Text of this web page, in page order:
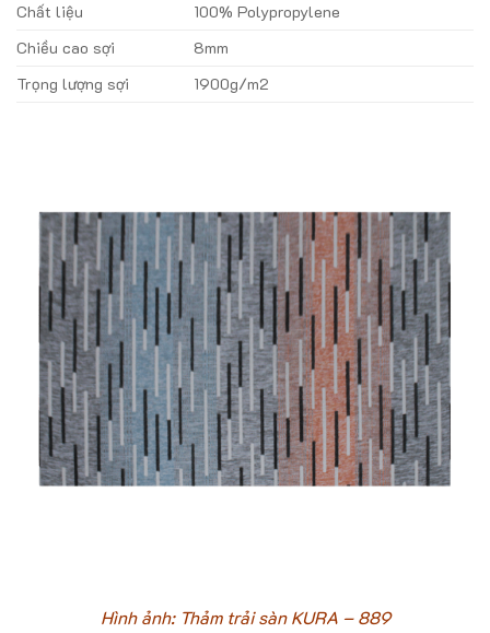
Chất liệu
100% Polypropylene
Chiều cao sợi
8mm
Trọng lượng sợi
1900g/m2
Hình ảnh: Thảm trải sàn KURA – 889